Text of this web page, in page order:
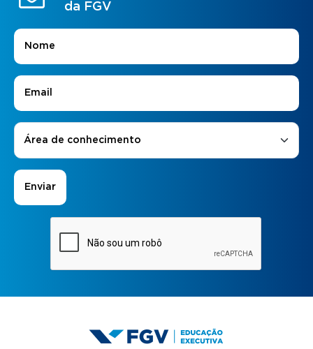
da FGV
Nome
E-mail
Áreas de Interesse
Área de conhecimento